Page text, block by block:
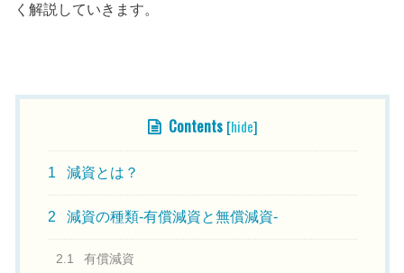
く解説していきます。
Contents [hide]
1 減資とは？
2 減資の種類-有償減資と無償減資-
2.1 有償減資